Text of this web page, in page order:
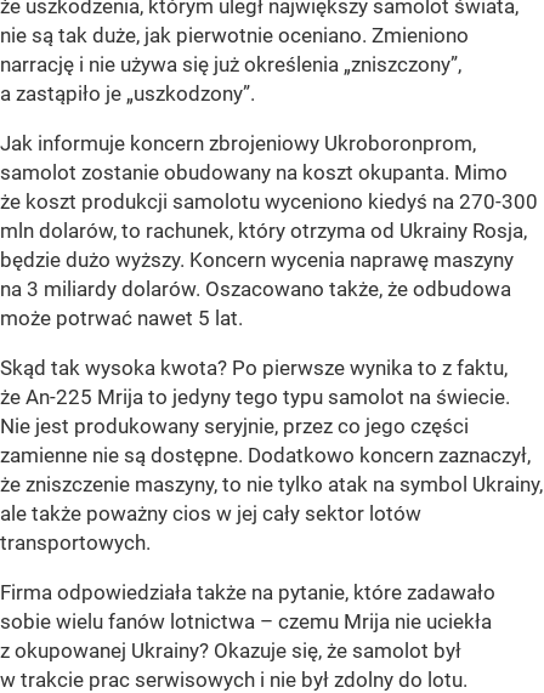
że uszkodzenia, którym uległ największy samolot świata,
nie są tak duże, jak pierwotnie oceniano. Zmieniono
narrację i nie używa się już określenia „zniszczony”,
a zastąpiło je „uszkodzony”.
Jak informuje koncern zbrojeniowy Ukroboronprom,
samolot zostanie obudowany na koszt okupanta. Mimo
że koszt produkcji samolotu wyceniono kiedyś na 270-300
mln dolarów, to rachunek, który otrzyma od Ukrainy Rosja,
będzie dużo wyższy. Koncern wycenia naprawę maszyny
na 3 miliardy dolarów. Oszacowano także, że odbudowa
może potrwać nawet 5 lat.
Skąd tak wysoka kwota? Po pierwsze wynika to z faktu,
że An-225 Mrija to jedyny tego typu samolot na świecie.
Nie jest produkowany seryjnie, przez co jego części
zamienne nie są dostępne. Dodatkowo koncern zaznaczył,
że zniszczenie maszyny, to nie tylko atak na symbol Ukrainy,
ale także poważny cios w jej cały sektor lotów
transportowych.
Firma odpowiedziała także na pytanie, które zadawało
sobie wielu fanów lotnictwa – czemu Mrija nie uciekła
z okupowanej Ukrainy? Okazuje się, że samolot był
w trakcie prac serwisowych i nie był zdolny do lotu.